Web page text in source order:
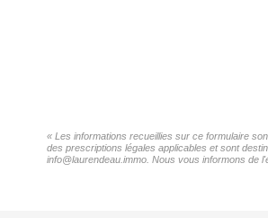
« Les informations recueillies sur ce formulaire
des prescriptions légales applicables et sont
info@laurendeau.immo. Nous vous informons de